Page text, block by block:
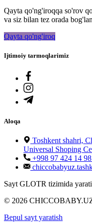
Qayta qo'ng'iroqqa so'rov
va siz bilan tez orada
Qayta qo'ng'iroq
Ijtimoiy tarmoqlarimiz
Aloqa
Toshkent shahri,
Universal Shoping
+998 97 424 14 98
Sayt GLOTR tizimida
© 2026
Bepul sayt yaratish